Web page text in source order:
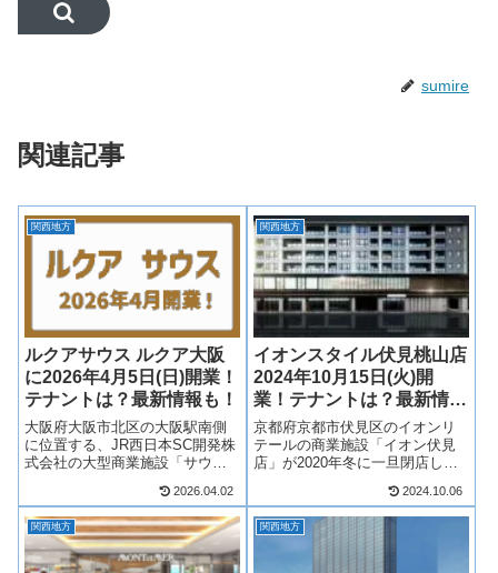
sumire
関連記事
関西地方
ルクアサウス ルクア大阪
に2026年4月5日(日)開業！
テナントは？最新情報も！
大阪府大阪市北区の大阪駅南側
に位置する、JR西日本SC開発株
式会社の大型商業施設「サウス
リニューアルし、2026年4月5日
（日）に「ルクアサウス」とし
て開業！新館「ルクア サウス」
が加わり、ルクア大阪は「ルク
ア」...
2026.04.02
関西地方
イオンスタイル伏見桃山店
2024年10月15日(火)開
業！テナントは？最新情報
も！
京都府京都市伏見区のイオンリ
テールの商業施設「イオン伏見
店」が2020年冬に一旦閉店し、
開業！「イオンスタイル伏見桃
山店」となって帰ってきます！
イオン伏見店は建て替えられ、
分譲マンション「ブランズ伏見
2024.10.06
関西地方 関西地方